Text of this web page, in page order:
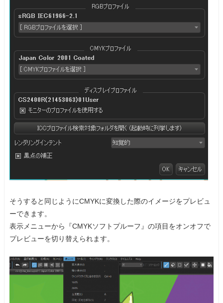
そうすると同じようにCMYKに変換した際のイメージをプレビュ
ーできます。
表示メニューから『CMYKソフトプルーフ』の項目をオンオフで
プレビューを切り替えられます。